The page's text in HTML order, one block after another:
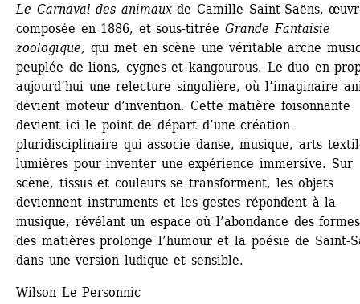
Le Carnaval des animauxde Camille Saint-Saëns,
composée en 1886, et sous-titrée Grande Fantaisie
zoologique, qui met en scène une véritable arche
peuplée de lions, cygnes et kangourous. Le duo en
aujourd’hui une relecture singulière, où l’imaginaire
devient moteur d’invention. Cette matière foisonnante
devient ici le point de départ d’une création
pluridisciplinaire qui associe danse, musique, arts
lumières pour inventer une expérience immersive. Sur
scène, tissus et couleurs se transforment, les objets
deviennent instruments et les gestes répondent à la
musique, révélant un espace où l’abondance des
des matières prolonge l’humour et la poésie de Saint-
dans une version ludique et sensible.
Wilson Le Personnic